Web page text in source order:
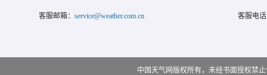
客服邮箱： service@weather.com.cn 客服电
中国天气网版权所有，未经书面授权